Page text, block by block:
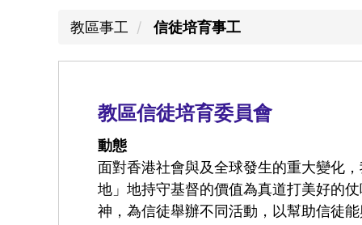
教區事工 信徒培育事工
教區信徒培育委員會
動態
面對香港社會與及全球發生的重大變化
地」地持守基督的價值為真道打美好的
神，為信徒舉辦不同活動，以幫助信徒